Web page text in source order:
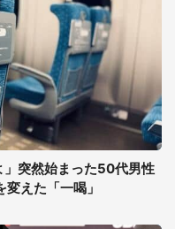
突然始まった50代男性
えた「一喝」